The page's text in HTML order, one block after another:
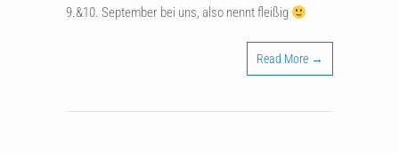
9.&10. September bei uns, also nennt fleißig
Read More →